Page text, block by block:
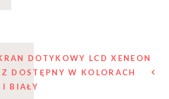
DOTYKOWY LCD XENEON
DOSTĘPNY W KOLORACH
I BIAŁY